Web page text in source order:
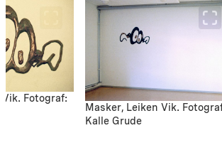
Fotograf:
Masker, Leiken Vik.
Kalle Grude